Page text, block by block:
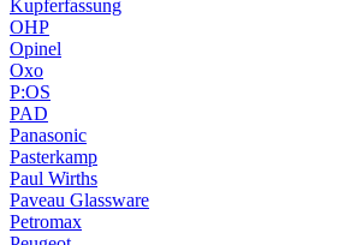
Kupferfassung
OHP
Opinel
Oxo
P:OS
PAD
Panasonic
Pasterkamp
Paul Wirths
Paveau Glassware
Petromax